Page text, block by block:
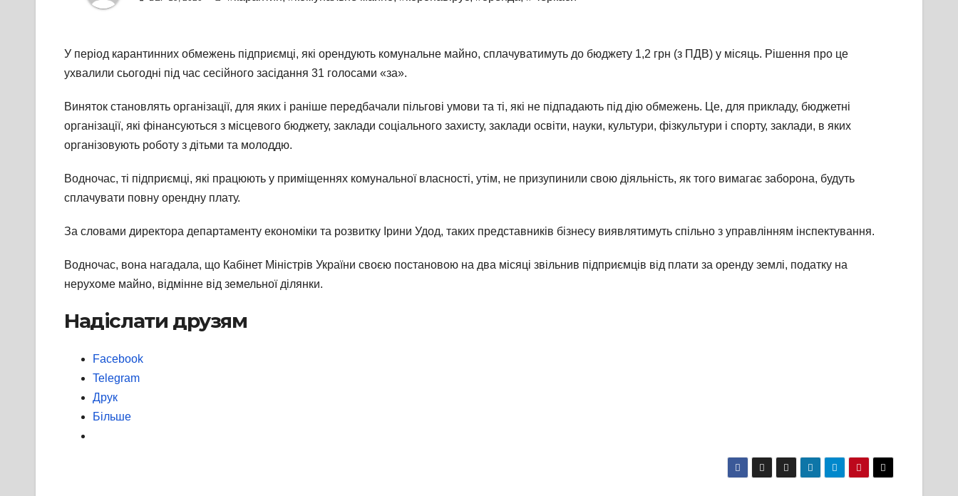
У період карантинних обмежень підприємці, які орендують комунальне майно, сплачуватимуть до бюджету 1,2 грн (з ПДВ) у місяць. Рішення про це
ухвалили сьогодні під час сесійного засідання 31 голосами «за».
Виняток становлять організації, для яких і раніше передбачали пільгові умови та ті, які не підпадають під дію обмежень. Це, для прикладу, бюджетні
організації, які фінансуються з місцевого бюджету, заклади соціального захисту, заклади освіти, науки, культури, фізкультури і спорту, заклади, в яких
організовують роботу з дітьми та молоддю.
Водночас, ті підприємці, які працюють у приміщеннях комунальної власності, утім, не призупинили свою діяльність, як того вимагає заборона, будуть
сплачувати повну орендну плату.
За словами директора департаменту економіки та розвитку Ірини Удод, таких представників бізнесу виявлятимуть спільно з управлінням інспектування.
Водночас, вона нагадала, що Кабінет Міністрів України своєю постановою на два місяці звільнив підприємців від плати за оренду землі, податку на
нерухоме майно, відмінне від земельної ділянки.
Надіслати друзям
Facebook
Telegram
Друк
Більше